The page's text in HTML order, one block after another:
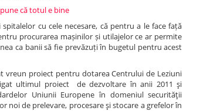
că totul e bine
cu cele necesare, că pentru a le face față
procurarea mașinilor și utilajelor ce ar permite
ca banii să fie prevăzuți în bugetul pentru acest
vreun proiect pentru dotarea Centrului de Leziuni
ultimul proiect de dezvoltare în anii 2011 şi
Uniunii Europene în domeniul securităţii
de prelevare, procesare şi stocare a grefelor în